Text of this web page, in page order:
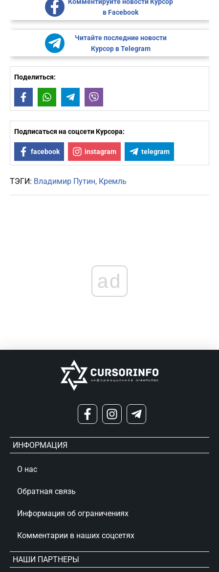
в Facebook
Читайте последние новости
Курсор в Telegram
Поделиться:
FacebookWhatsAppTelegram
Подписаться на соцсети Курсора:
facebook instagram telegram
ТЭГИ: Владимир Путин Кремль
ad
ИНФОРМАЦИЯ
О нас
Обратная связь
Информация об ограничениях
Комментарии в наших соцсетях
НАШИ ПАРТНЕРЫ